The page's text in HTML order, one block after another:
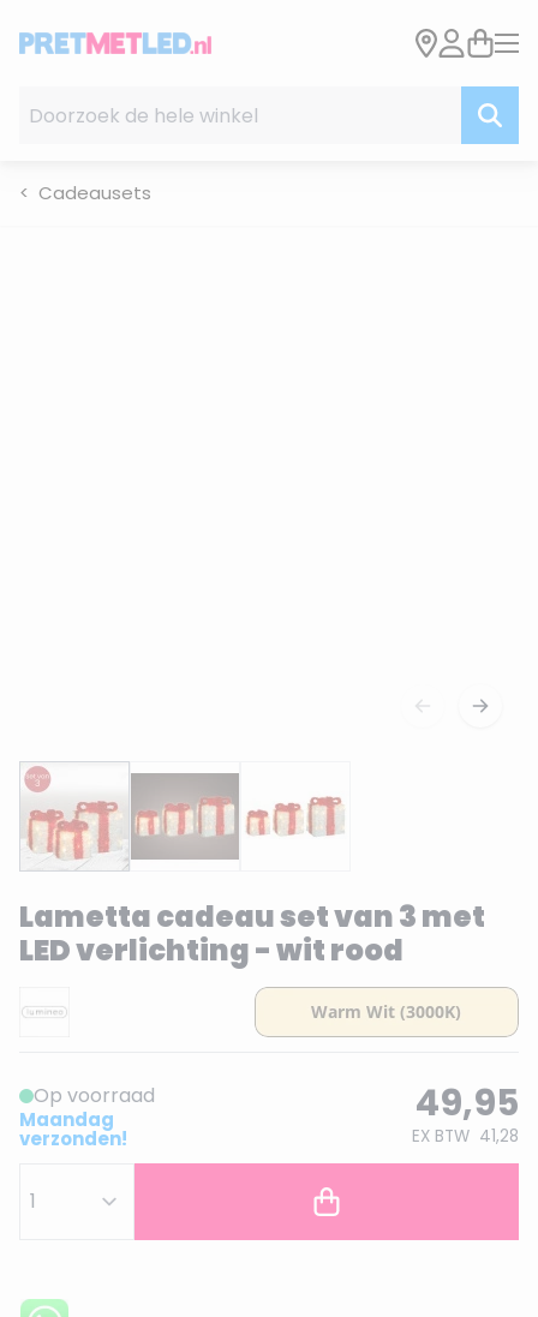
Cadeausets
Lametta cadeau set van 3 met
LED verlichting - wit rood
Op voorraad
Maandag
verzonden!
49,95
EX BTW 41,28